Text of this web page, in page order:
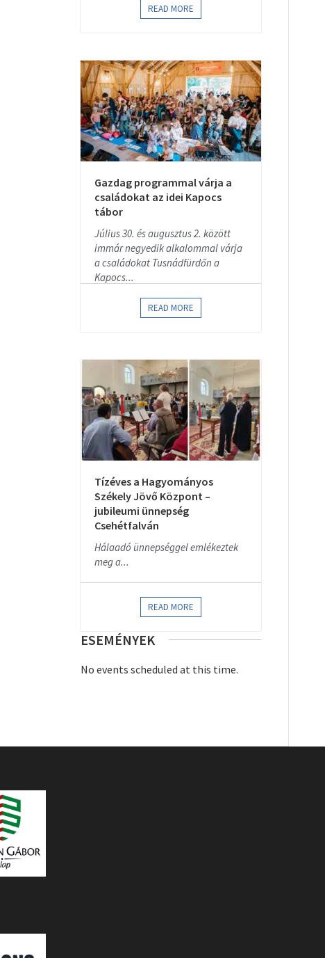
READ MORE
Gazdag programmal várja a
családokat az idei Kapocs
tábor
Július 30. és augusztus 2. között
immár negyedik alkalommal várja
a családokat Tusnádfürdőn a
Kapocs...
READ MORE
Tízéves a Hagyományos
Székely Jövő Központ –
jubileumi ünnepség
Csehétfalván
Hálaadó ünnepséggel emlékeztek
meg a...
READ MORE
ESEMÉNYEK
No events scheduled at this time.